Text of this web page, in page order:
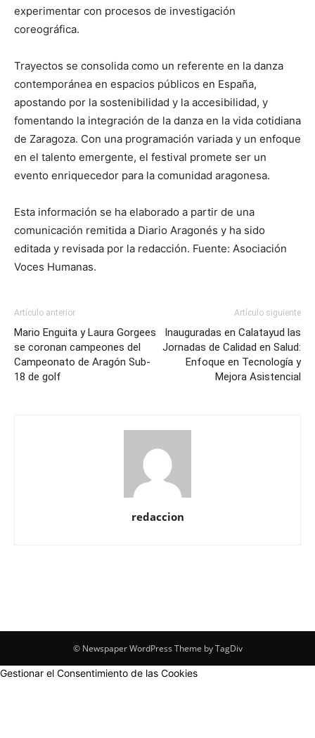
experimentar con procesos de investigación
coreográfica.
Trayectos se consolida como un referente en la danza
contemporánea en espacios públicos en España,
apostando por la sostenibilidad y la accesibilidad, y
fomentando la integración de la danza en la vida cotidiana
de Zaragoza. Con una programación variada y un enfoque
en el talento emergente, el festival promete ser un
evento enriquecedor para la comunidad aragonesa.
Esta información se ha elaborado a partir de una
comunicación remitida a Diario Aragonés y ha sido
editada y revisada por la redacción. Fuente: Asociación
Voces Humanas.
Artículo anterior
Mario Enguita y Laura Gorgees
se coronan campeones del
Campeonato de Aragón Sub-
18 de golf
Artículo siguiente
Inauguradas en Calatayud las
Jornadas de Calidad en Salud:
Enfoque en Tecnología y
Mejora Asistencial
redaccion
© Newspaper WordPress Theme by TagDiv
Gestionar el Consentimiento de las Cookies